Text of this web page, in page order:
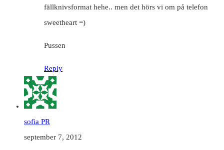
fällknivsformat hehe.. men det hörs vi om på telefon
sweetheart =)
Pussen
Reply
sofia PR
september 7, 2012